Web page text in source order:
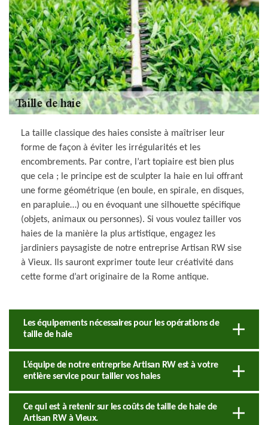
La taille classique des haies consiste à maîtriser leur
forme de façon à éviter les irrégularités et les
encombrements. Par contre, l’art topiaire est bien plus
que cela ; le principe est de sculpter la haie en lui offrant
une forme géométrique (en boule, en spirale, en disques,
en parapluie…) ou en évoquant une silhouette spécifique
(objets, animaux ou personnes). Si vous voulez tailler vos
haies de la manière la plus artistique, engagez les
jardiniers paysagiste de notre entreprise Artisan RW sise
à Vieux. Ils sauront exprimer toute leur créativité dans
cette forme d’art originaire de la Rome antique.
Les équipements nécessaires pour les opérations de
taille de haie
L’équipe de notre entreprise Artisan RW est à votre
entière service pour tailler vos haies
Ce qui est à retenir sur les coûts de taille de haie de
Artisan RW à Vieux.